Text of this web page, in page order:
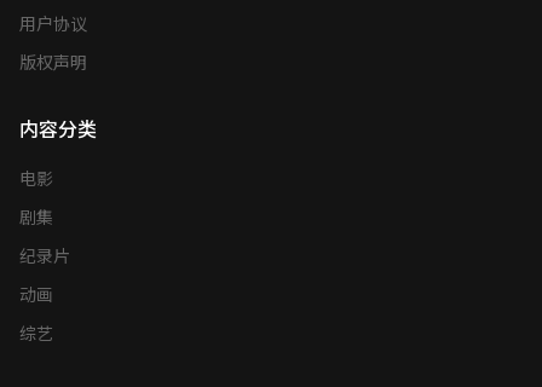
用户协议
版权声明
内容分类
电影
剧集
纪录片
动画
综艺